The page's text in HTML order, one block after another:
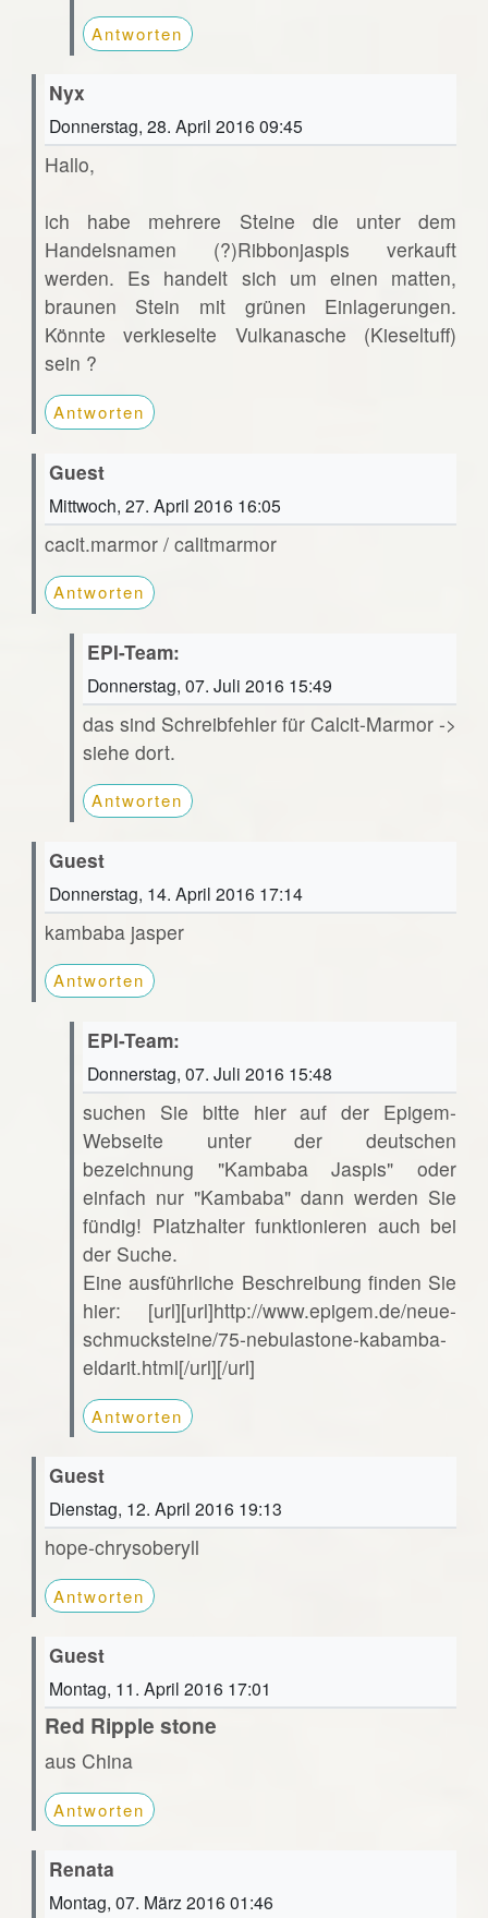
Antworten
Nyx
Donnerstag, 28. April 2016 09:45
Hallo,
ich habe mehrere Steine die unter dem
Handelsnamen (?)Ribbonjaspis verkauft
werden. Es handelt sich um einen matten,
braunen Stein mit grünen Einlagerungen.
Könnte verkieselte Vulkanasche (Kieseltuff)
sein ?
Antworten
Guest
Mittwoch, 27. April 2016 16:05
cacit.marmor / calitmarmor
Antworten
EPI-Team:
Donnerstag, 07. Juli 2016 15:49
das sind Schreibfehler für Calcit-Marmor ->
siehe dort.
Antworten
Guest
Donnerstag, 14. April 2016 17:14
kambaba jasper
Antworten
EPI-Team:
Donnerstag, 07. Juli 2016 15:48
suchen Sie bitte hier auf der Epigem-
Webseite unter der deutschen
bezeichnung "Kambaba Jaspis" oder
einfach nur "Kambaba" dann werden Sie
fündig! Platzhalter funktionieren auch bei
der Suche.
Eine ausführliche Beschreibung finden Sie
hier: [url][url]http://www.epigem.de/neue-
schmucksteine/75-nebulastone-kabamba-
eldarit.html[/url][/url]
Antworten
Guest
Dienstag, 12. April 2016 19:13
hope-chrysoberyll
Antworten
Guest
Montag, 11. April 2016 17:01
Red Ripple stone
aus China
Antworten
Renata
Montag, 07. März 2016 01:46